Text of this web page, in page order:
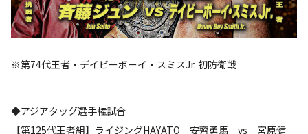
※第74代王者・デイビーボーイ・スミスJr. 初防衛戦
◆アジアタッグ選手権試合
【第125代王者組】ライジングHAYATO 安齊勇馬 vs 宮原健